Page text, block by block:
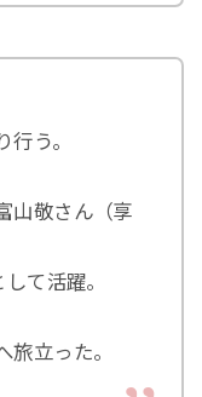
う。
山敬さん（享
て活躍。
旅立った。